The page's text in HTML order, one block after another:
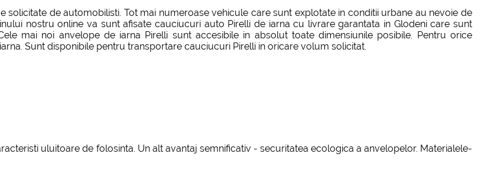
de automobilisti. Tot mai numeroase vehicule care sunt explotate in conditii urbane au nevoie de
nostru online va sunt afisate cauciucuri auto Pirelli de iarna cu livrare garantata in Glodeni care sunt
mai noi anvelope de iarna Pirelli sunt accesibile in absolut toate dimensiunile posibile. Pentru orice
Sunt disponibile pentru transportare cauciucuri Pirelli in oricare volum solicitat.
uluitoare de folosinta. Un alt avantaj semnificativ - securitatea ecologica a anvelopelor. Materialele-